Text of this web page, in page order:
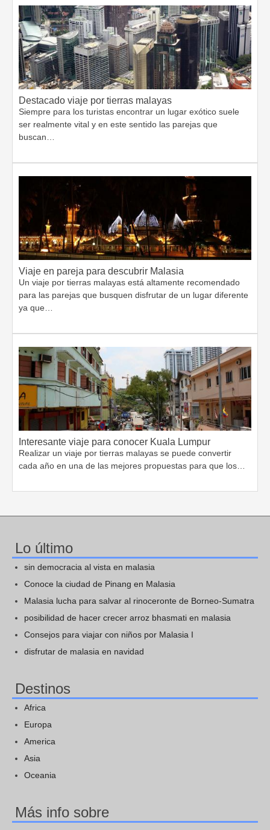
Destacado viaje por tierras malayas
Siempre para los turistas encontrar un lugar exótico suele
ser realmente vital y en este sentido las parejas que
buscan…
Viaje en pareja para descubrir Malasia
Un viaje por tierras malayas está altamente recomendado
para las parejas que busquen disfrutar de un lugar diferente
ya que…
Interesante viaje para conocer Kuala Lumpur
Realizar un viaje por tierras malayas se puede convertir
cada año en una de las mejores propuestas para que los…
Lo último
sin democracia al vista en malasia
Conoce la ciudad de Pinang en Malasia
Malasia lucha para salvar al rinoceronte de Borneo-Sumatra
posibilidad de hacer crecer arroz bhasmati en malasia
Consejos para viajar con niños por Malasia I
disfrutar de malasia en navidad
Destinos
Africa
Europa
America
Asia
Oceania
Más info sobre